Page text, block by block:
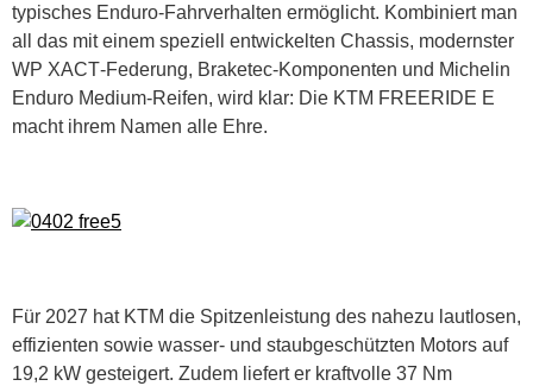
typisches Enduro‑Fahrverhalten ermöglicht. Kombiniert man
all das mit einem speziell entwickelten Chassis, modernster
WP XACT‑Federung, Braketec‑Komponenten und Michelin
Enduro Medium‑Reifen, wird klar: Die KTM FREERIDE E
macht ihrem Namen alle Ehre.
Für 2027 hat KTM die Spitzenleistung des nahezu lautlosen,
effizienten sowie wasser- und staubgeschützten Motors auf
19,2 kW gesteigert. Zudem liefert er kraftvolle 37 Nm